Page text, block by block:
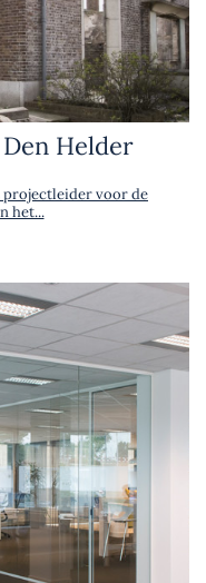
Helder
projectleider voor de
het...